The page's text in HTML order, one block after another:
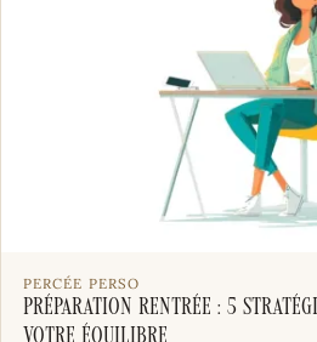
PERCÉE PERSO
Préparation rentrée : 5
votre équilibre